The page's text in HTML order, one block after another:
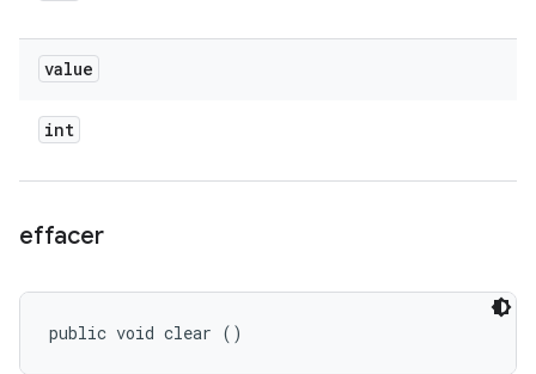
value
int
effacer
public void clear ()